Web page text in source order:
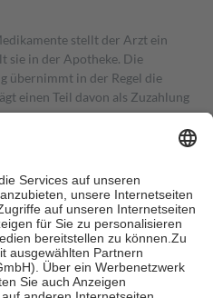
stellt der Arzt ein
sie in der Apotheke. Die
übernimmt in der Regel die
einen Teil davon als Zuzahlung
in Höhe von zehn
nie mehr als die tatsächlichen
auch für Online-Apotheken.
beträgt die
sowie zehn Euro je
für ihre eigene Gesundheit zu